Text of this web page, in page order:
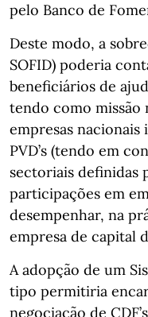
pelo Banco de
Deste modo, a
SOFID) poderia
beneficiários de
tendo como missão
empresas nacionais
PVD’s (tendo em
sectoriais definidas
participações em
desempenhar, na
empresa de capital
A adopção de um
tipo permitiria
negociação de